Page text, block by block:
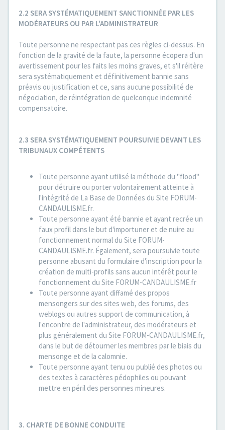
2.2 SERA SYSTÉMATIQUEMENT SANCTIONNÉE PAR LES
MODÉRATEURS OU PAR L'ADMINISTRATEUR
Toute personne ne respectant pas ces règles ci-dessus. En
fonction de la gravité de la faute, la personne écopera d'un
avertissement pour les faits les moins graves, et s'il réitère
sera systématiquement et définitivement bannie sans
préavis ou justification et ce, sans aucune possibilité de
négociation, de réintégration de quelconque indemnité
compensatoire.
2.3 SERA SYSTÉMATIQUEMENT POURSUIVIE DEVANT LES
TRIBUNAUX COMPÉTENTS
Toute personne ayant utilisé la méthode du "flood"
pour détruire ou porter volontairement atteinte à
l'intégrité de La Base de Données du Site FORUM-
CANDAULISME.fr.
Toute personne ayant été bannie et ayant recrée un
faux profil dans le but d'importuner et de nuire au
fonctionnement normal du Site FORUM-
CANDAULISME.fr. Également, sera poursuivie toute
personne abusant du formulaire d'inscription pour la
création de multi-profils sans aucun intérêt pour le
fonctionnement du Site FORUM-CANDAULISME.fr
Toute personne ayant diffamé des propos
mensongers sur des sites web, des forums, des
weblogs ou autres support de communication, à
l'encontre de l'administrateur, des modérateurs et
plus généralement du Site FORUM-CANDAULISME.fr,
dans le but de détourner les membres par le biais du
mensonge et de la calomnie.
Toute personne ayant tenu ou publié des photos ou
des textes à caractères pédophiles ou pouvant
mettre en péril des personnes mineures.
3. CHARTE DE BONNE CONDUITE